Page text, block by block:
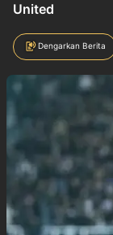
United
Dengarkan Berita